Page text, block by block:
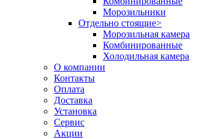
Морозильники
Отдельно стоящие>
Морозильная камера
Комбинированные
Холодильная камера
О компании
Контакты
Оплата
Доставка
Установка
Сервис
Акции